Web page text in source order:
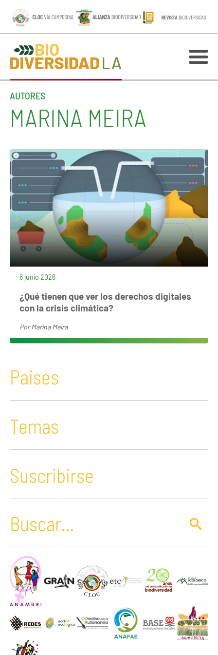
AUTORES
MARINA MEIRA
6 junio 2026
¿Qué tienen que ver los derechos digitales
con la crisis climática?
PorMarina Meira
Paises
Temas
Suscribirse